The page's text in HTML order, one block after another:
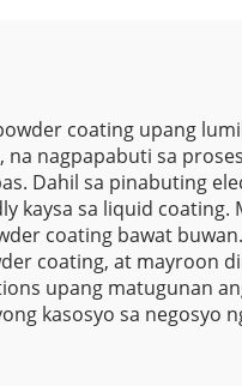
Walang VOC,
ng SGS
coating upang
nagpapabuti sa
Dahil sa pinabuting
sa liquid coating.
coating bawat
coating, at mayroon
upang matugunan
kasosyo sa negosyo